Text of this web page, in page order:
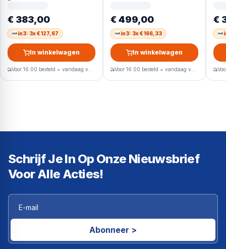
€ 383,00
in3: 3x € 127,67
In winkelwagen
€ 499,00
in3: 3x € 166,33
In winkelwagen
€
Schrijf Je In Op Onze Nieuwsbrief
Voor Alle Acties!
Abonneer >